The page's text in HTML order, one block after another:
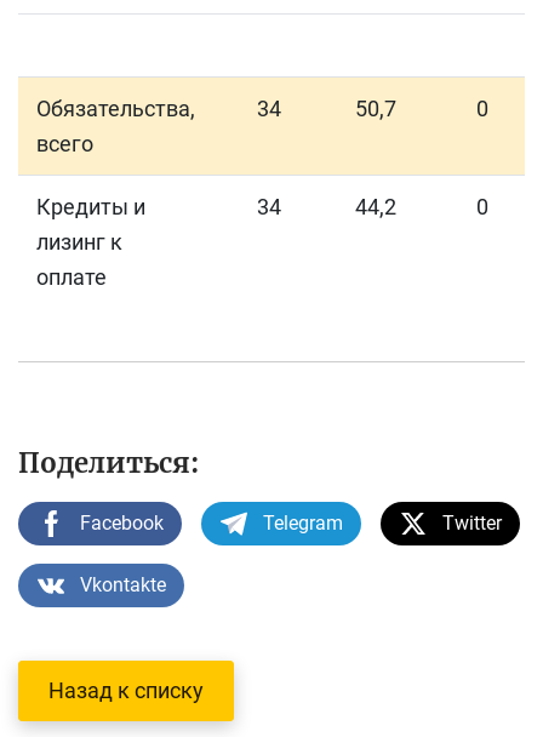
Обязательства,
всего
34 50,7 0
Кредиты и
лизинг к
оплате
34 44,2 0
Поделиться:
Facebook Telegram Twitter
Vkontakte
Назад к списку